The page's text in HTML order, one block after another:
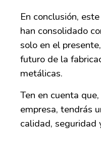
En conclusión,
han consolidado
solo en el
futuro de la
metálicas.
Ten en cuenta
empresa, tendrás
calidad, seguridad